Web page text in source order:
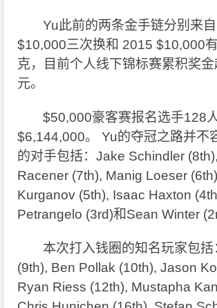
Yu此前的两条金手链分别来
$10,000三次换和 2015 $10,000
克，目前个人线下锦标赛累积奖
元。
$50,000豪客赛报名选手128
$6,144,000。 Yu的夺冠之路并不
的对手包括：Jake Schindler
Racener (7th), Manig Loeser
Kurganov (5th), Isaac Haxton
Petrangelo (3rd)和Sean Winter
本次打入钱圈的知名玩家包
(9th), Ben Pollak (10th), Jason
Ryan Riess (12th), Mustapha